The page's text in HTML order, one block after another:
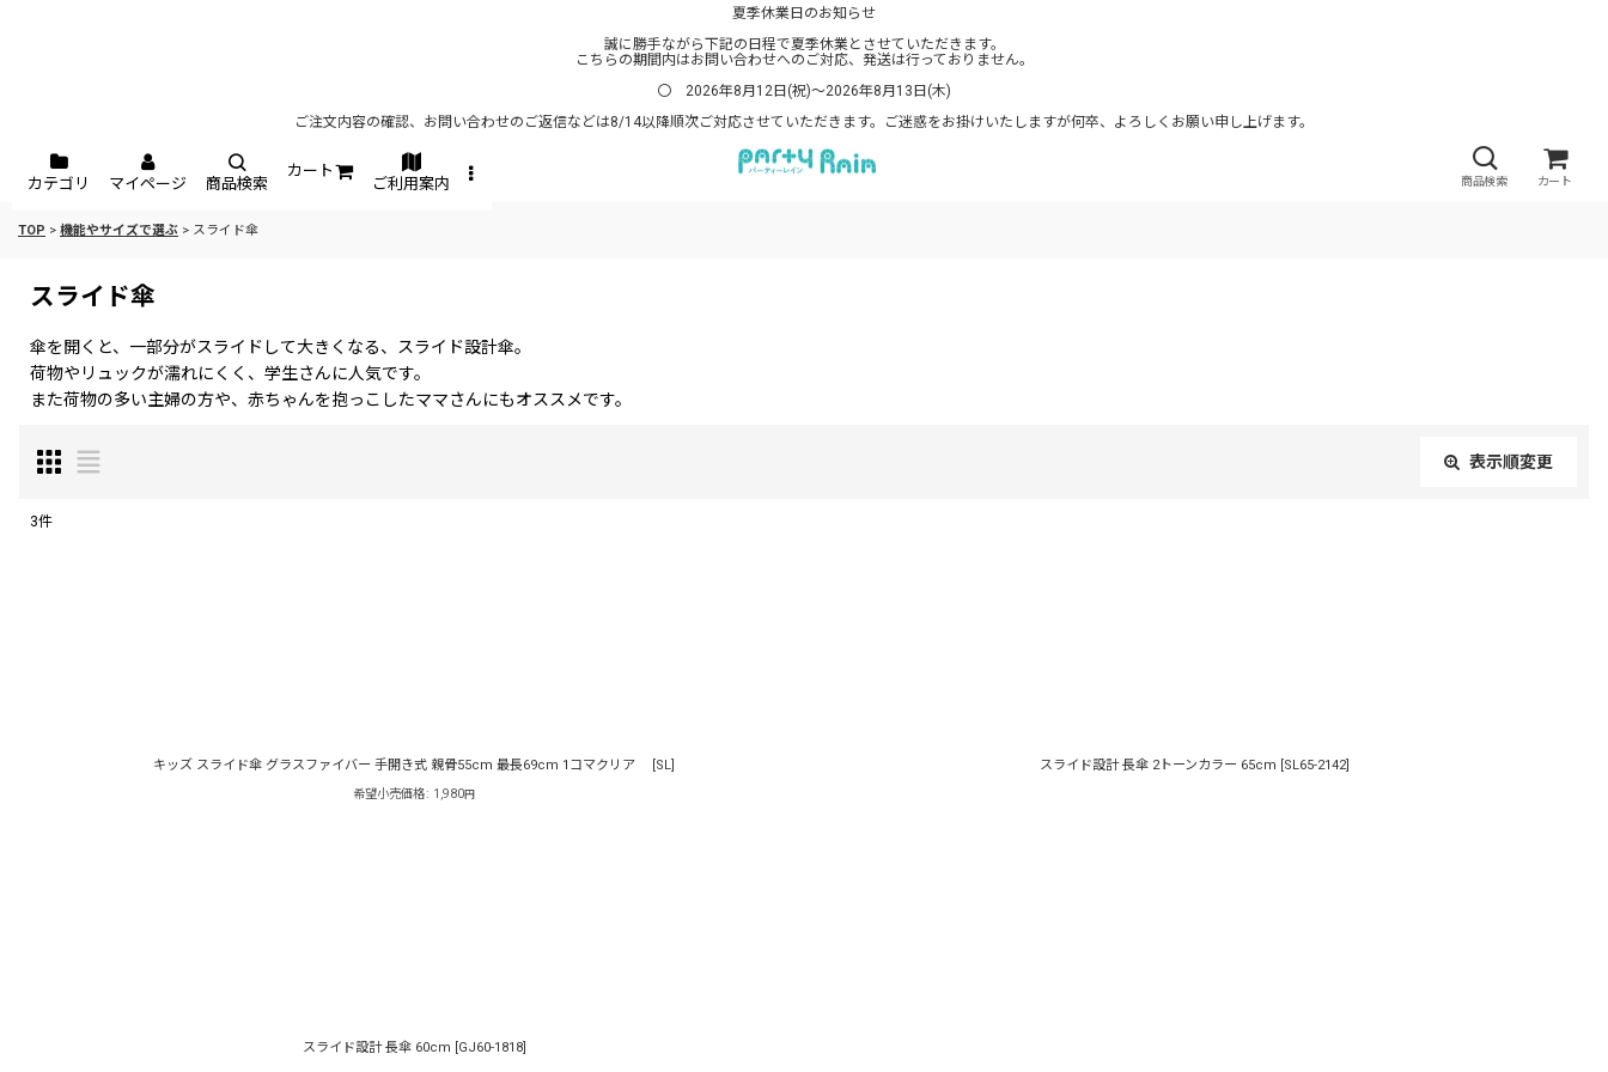
夏季休業日のお知らせ
誠に勝手ながら下記の日程で夏季休業とさせていただきます。
こちらの期間内はお問い合わせへのご対応、発送は行っておりません。
〇 2026年8月12日(祝)～2026年8月13日(木)
ご注文内容の確認、お問い合わせのご返信などは8/14以降順次ご対応させていただきます。ご迷惑をお掛けいたしますが何卒、よろしくお願い申し上げます。
商品検索 カート
カテゴリ マイページ 商品検索
カート
ご利用案内
TOP > 機能やサイズで選ぶ > スライド傘
スライド傘
傘を開くと、一部分がスライドして大きくなる、スライド設計傘。
荷物やリュックが濡れにくく、学生さんに人気です。
また荷物の多い主婦の方や、赤ちゃんを抱っこしたママさんにもオススメです。
表示順変更
3件
キッズ スライド傘 グラスファイバー 手開き式 親骨55cm 最長69cm 1コマクリア [SL]
希望小売価格: 1,980円
スライド設計 長傘 2トーンカラー 65cm [SL65-2142]
スライド設計 長傘 60cm [GJ60-1818]